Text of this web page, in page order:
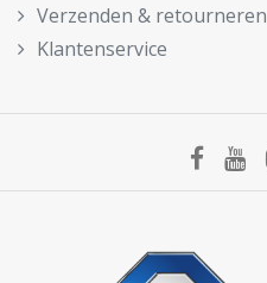
Verzenden & retourneren
Klantenservice